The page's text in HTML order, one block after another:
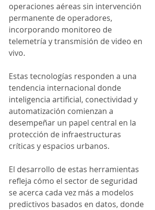
operaciones aéreas sin intervención
permanente de operadores,
incorporando monitoreo de
telemetría y transmisión de video en
vivo.
Estas tecnologías responden a una
tendencia internacional donde
inteligencia artificial, conectividad y
automatización comienzan a
desempeñar un papel central en la
protección de infraestructuras
críticas y espacios urbanos.
El desarrollo de estas herramientas
refleja cómo el sector de seguridad
se acerca cada vez más a modelos
predictivos basados en datos, donde